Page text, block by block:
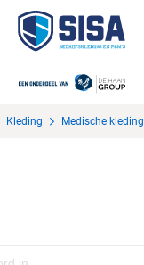
Kleding Medische kleding